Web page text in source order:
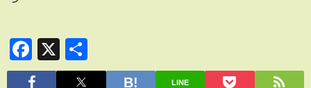
Facebook
X
有
LINE